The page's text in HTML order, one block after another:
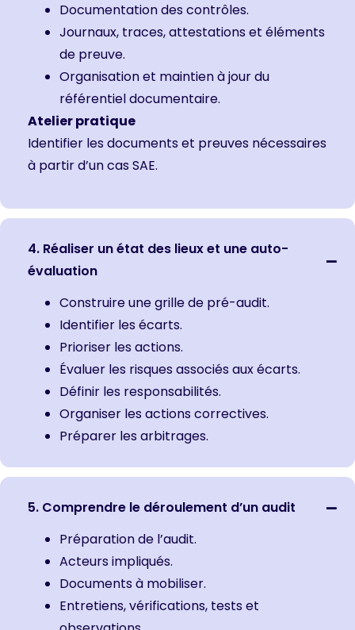
Documentation des contrôles.
Journaux, traces, attestations et éléments
de preuve.
Organisation et maintien à jour du
référentiel documentaire.
Atelier pratique
Identifier les documents et preuves nécessaires
à partir d’un cas SAE.
4. Réaliser un état des lieux et une auto-
évaluation
Construire une grille de pré-audit.
Identifier les écarts.
Prioriser les actions.
Évaluer les risques associés aux écarts.
Définir les responsabilités.
Organiser les actions correctives.
Préparer les arbitrages.
5. Comprendre le déroulement d’un audit
Préparation de l’audit.
Acteurs impliqués.
Documents à mobiliser.
Entretiens, vérifications, tests et